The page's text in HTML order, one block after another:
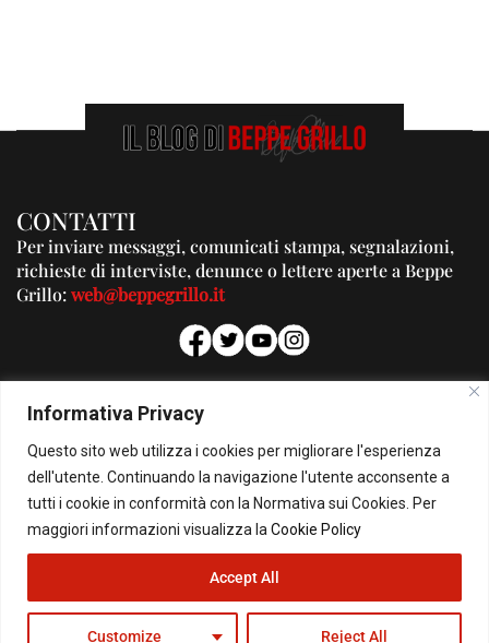
Informativa Privacy
Questo sito web utilizza i cookies per migliorare l'esperienza
dell'utente. Continuando la navigazione l'utente acconsente a
tutti i cookie in conformità con la Normativa sui Cookies. Per
maggiori informazioni visualizza la Cookie Policy
Customize Reject All
Accept All
CONTATTI
Per inviare messaggi, comunicati stampa, segnalazioni,
richieste di interviste, denunce o lettere aperte a Beppe
Grillo:web@beppegrillo.it
PUBBLICITA'
Per la tua pubblicità su questo Blog:
pubblicita@beppegrillo.it
© Copyright 2026 - Il Blog di Beppe Grillo. All Rights Reserved - Powered by
happygrafic.com